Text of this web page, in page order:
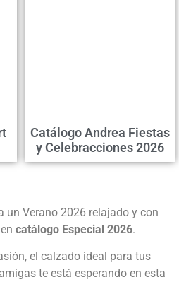
Catálogo Andrea Fiestas
y Celebracciones 2026
un Verano 2026 relajado y con
catálogo Especial 2026.
el calzado ideal para tus
te está esperando en esta